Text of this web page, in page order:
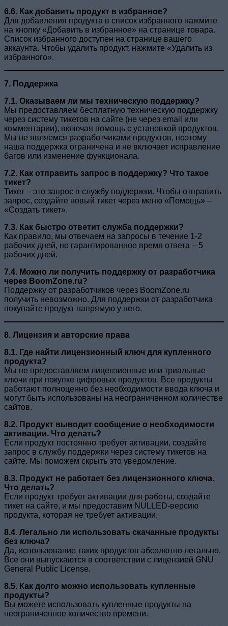
6.6. Как добавить продукт в избранное?
Для добавления продукта в список избранного нажмите
на кнопку «Добавить в избранное» на странице товара.
Список избранного доступен на странице вашего
аккаунта. Чтобы удалить продукт, нажмите «Удалить из
избранного».
7. Поддержка
7.1. Оказываем ли мы техническую поддержку?
Мы предоставляем бесплатную техническую поддержку
через систему тикетов на сайте (не через email или
комментарии), включая помощь с установкой продуктов.
Мы не являемся разработчиками продуктов, поэтому
наша поддержка ограничена и не включает исправление
багов или изменение функционала.
7.2. Как отправить запрос в поддержку? Что такое
тикет?
Тикет – это запрос в службу поддержки. Чтобы отправить
запрос, создайте новый тикет через меню «Помощь» –
«Создать тикет».
7.3. Как быстро ответит служба поддержки?
Как правило, мы отвечаем на запросы в течение 1-2
рабочих дней, но гарантированное время ответа – 5
рабочих дней.
7.4. Можно ли получить поддержку от разработчика
через BoomZone.ru?
Поддержку от разработчиков через BoomZone.ru
получить невозможно. Для поддержки от разработчика
покупайте продукт напрямую у него.
8. Лицензия и авторские права
8.1. Где найти лицензионный ключ для купленного
продукта?
Мы не предоставляем лицензионные или триальные
ключи при покупке цифровых продуктов. Все продукты
работают полноценно без необходимости ввода ключа и
могут быть использованы на неограниченном количестве
сайтов.
8.2. Продукт выводит сообщение о необходимости
активации. Что делать?
Если продукт постоянно требует активации, создайте
запрос в службу поддержки через систему тикетов на
сайте. Мы поможем скрыть это уведомление.
8.3. Продукт не работает без лицензионного ключа.
Что делать?
Если продукт требует активации для работы, создайте
тикет на сайте, и мы предоставим NULLED-версию
продукта, которая не требует активации.
8.4. Легально ли использовать скачанные продукты
без ключа?
Да, использование таких продуктов абсолютно легально.
Все они выпускаются в соответствии с лицензией GNU
General Public License.
8.5. Как долго можно использовать купленные
продукты?
Вы можете использовать купленные продукты на
неограниченное количество времени.